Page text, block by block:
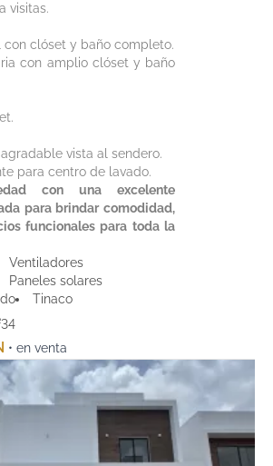
visitas.
con clóset y baño completo.
con amplio clóset y baño
vista al sendero.
para centro de lavado.
con una excelente
para brindar comodidad,
funcionales para toda la
Ventiladores
Paneles solares
Tinaco
34
• en venta